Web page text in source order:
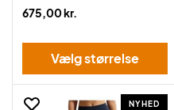
675,00 kr.
Vælg størrelse
NYHED